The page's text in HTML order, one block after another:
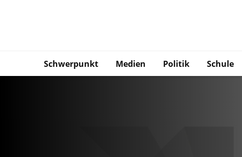
Schwerpunkt Medien Politik Schule